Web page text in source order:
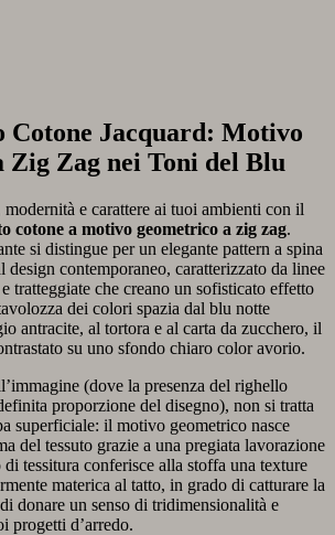
Cotone Jacquard: Motivo
Zig Zag nei Toni del Blu
e carattere ai tuoi ambienti con il
cotone a motivo geometrico a zig zag.
si distingue per un elegante pattern a spina
design contemporaneo, caratterizzato da linee
tratteggiate che creano un sofisticato effetto
dei colori spazia dal blu notte
antracite, al tortora e al carta da zucchero, il
su uno sfondo chiaro color avorio.
(dove la presenza del righello
proporzione del disegno), non si tratta
superficiale: il motivo geometrico nasce
del tessuto grazie a una pregiata lavorazione
tessitura conferisce alla stoffa una texture
materica al tatto, in grado di catturare la
donare un senso di tridimensionalità e
progetti d’arredo.